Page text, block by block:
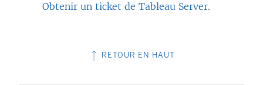
Obtenir un ticket de Tableau Server.
RETOUR EN HAUT